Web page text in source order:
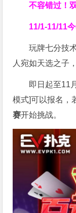
不容错过！
11/1-11/11
玩牌七分技
人宛如天选之子
即日起至11
模式]可以报名，
赛开始挑战。